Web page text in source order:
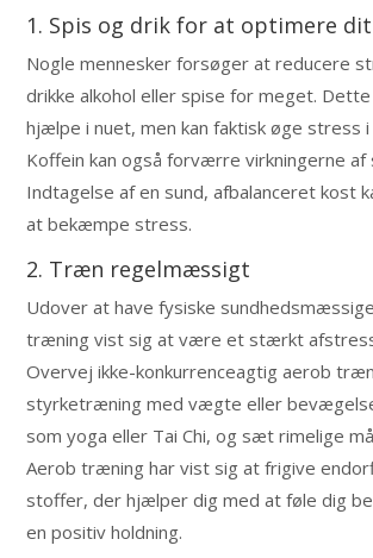
1. Spis og drik for at optimere
Nogle mennesker forsøger at reducere
drikke alkohol eller spise for meget.
hjælpe i nuet, men kan faktisk øge stress
Koffein kan også forværre virkningerne af
Indtagelse af en sund, afbalanceret kost
at bekæmpe stress.
2. Træn regelmæssigt
Udover at have fysiske
træning vist sig at være et stærkt
Overvej ikke-konkurrenceagtig aerob
styrketræning med vægte eller
som yoga eller Tai Chi, og sæt rimelige
Aerob træning har vist sig at frigive
stoffer, der hjælper dig med at føle dig
en positiv holdning.